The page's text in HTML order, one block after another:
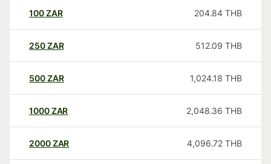
100ZAR 204.84 THB
250ZAR 512.09 THB
500ZAR 1,024.18 THB
1000ZAR 2,048.36 THB
2000ZAR 4,096.72 THB